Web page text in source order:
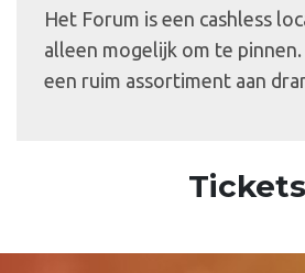
Het Forum is een cashless
alleen mogelijk om te
een ruim assortiment aan
Tickets